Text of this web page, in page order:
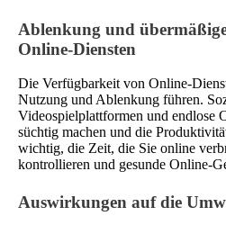
Ablenkung und
Online-Diensten
Die Verfügbarkeit von Online-
Nutzung und Ablenkung führen.
Videospielplattformen und endlose
süchtig machen und die
wichtig, die Zeit, die Sie online
kontrollieren und gesunde Online-
Auswirkungen auf die